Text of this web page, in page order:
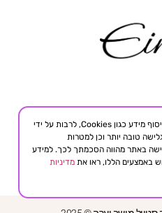
באתר זה נעשה שימוש בטכנולוגיות איסוף מידע כגון Cookies, לרבות על ידי
טובה יותר וכן למטרות
באתר מהווה הסכמתך לכך. למידע
באמצעים הללו, ראו את מדיניות